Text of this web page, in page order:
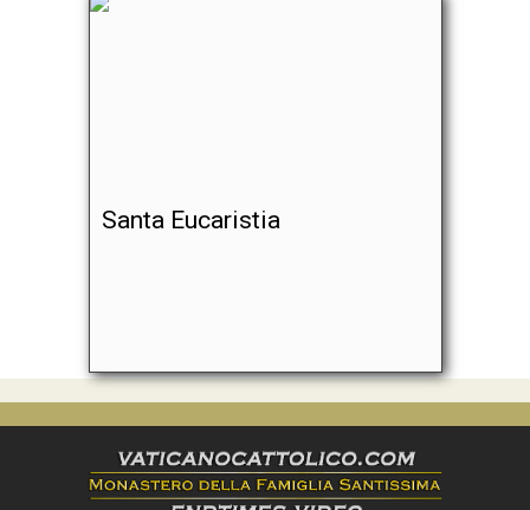
Santa Eucaristia